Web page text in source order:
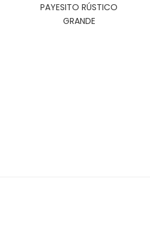
PAYESITO RÚSTICO
GRANDE